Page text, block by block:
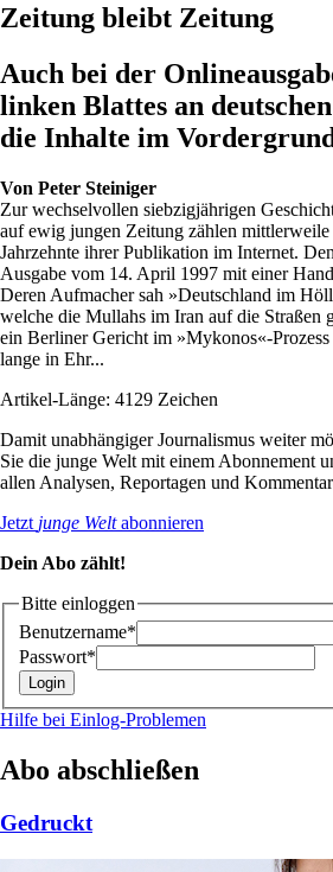
Zeitung bleibt Zeitung
Auch bei der
linken Blattes an
die Inhalte im
Von Peter Steiniger
Zur wechselvollen siebzigjährigen
auf ewig jungen Zeitung zählen
Jahrzehnte ihrer Publikation im Internet.
Ausgabe vom 14. April 1997 mit einer
Deren Aufmacher sah »Deutschland im
welche die Mullahs im Iran auf die Straßen
ein Berliner Gericht im »Mykonos«-Prozess
lange in Ehr...
Artikel-Länge: 4129 Zeichen
Damit unabhängiger Journalismus weiter
Sie die junge Welt mit einem Abonnement
allen Analysen, Reportagen und
Jetzt junge Weltabonnieren
Dein Abo zählt!
Bitte einloggen
Benutzername*
Passwort*
Hilfe bei Einlog-Problemen
Abo abschließen
Gedruckt